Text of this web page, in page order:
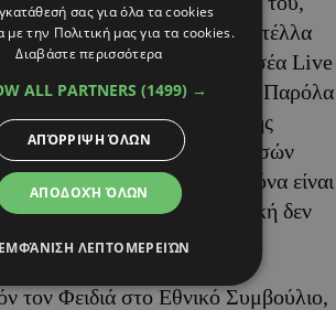
με την επίθεση στην Στέλλα
που έπληξε τον Οδυσσέα Live
δεν μπόρεσε να το μαζέψει. Παρόλα
της κοινωνίας ο τυχοδιώκτης
ως Ρομπέν των Δασών
άρχοντες. Η εικόνα είναι
πρόβλημα είναι ότι η πολιτική δεν
ηθικό δράμα.
τον Φειδιά στο Εθνικό Συμβούλιο,
σας για όλα τα cookies
την Πολιτική μας για τα cookies.
Διαβάστε περισσότερα
ALL PARTNERS (1499) →
ΑΠΟΔΟΧΉ ΌΛΩΝ
ΑΠΌΡΡΙΨΗ ΌΛΩΝ
ΕΜΦΆΝΙΣΗ ΛΕΠΤΟΜΕΡΕΙΏΝ